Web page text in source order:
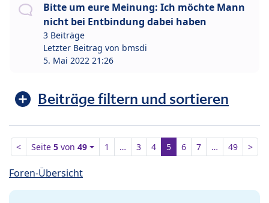
Bitte um eure Meinung: Ich möchte Mann
nicht bei Entbindung dabei haben
3 Beiträge
Letzter Beitrag von bmsdi
5. Mai 2022 21:26
Beiträge filtern und sortieren
< Seite5 von49 1 … 3 4 5 6 7 … 49 >
Foren-Übersicht